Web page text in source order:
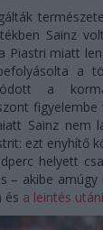
Sainz
Piastri miatt
a
a
Sainz nem
ezt enyhítő
helyett
– akibe amúgy
és a leintés